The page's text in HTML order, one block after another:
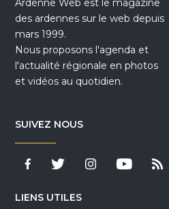
des ardennes sur le web depuis
mars 1999.
Nous proposons l'agenda et
l'actualité régionale en photos
et vidéos au quotidien.
SUIVEZ NOUS
LIENS UTILES